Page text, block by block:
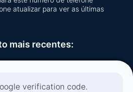
atualizar para ver as últimas
mais recentes:
verification code.